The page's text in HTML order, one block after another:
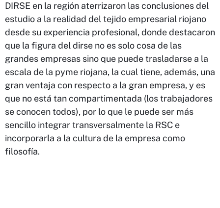
DIRSE en la región aterrizaron las conclusiones del
estudio a la realidad del tejido empresarial riojano
desde su experiencia profesional, donde destacaron
que la figura del dirse no es solo cosa de las
grandes empresas sino que puede trasladarse a la
escala de la pyme riojana, la cual tiene, además, una
gran ventaja con respecto a la gran empresa, y es
que no está tan compartimentada (los trabajadores
se conocen todos), por lo que le puede ser más
sencillo integrar transversalmente la RSC e
incorporarla a la cultura de la empresa como
filosofía.